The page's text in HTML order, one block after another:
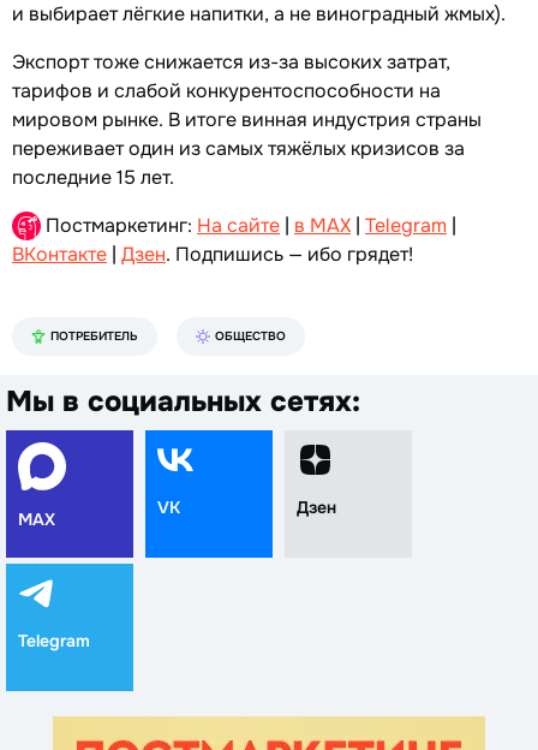
и выбирает лёгкие напитки, а не виноградный жмых).
Экспорт тоже снижается из-за высоких затрат,
тарифов и слабой конкурентоспособности на
мировом рынке. В итоге винная индустрия страны
переживает один из самых тяжёлых кризисов за
последние 15 лет.
Постмаркетинг: На сайте | в MAX | Telegram |
ВКонтакте | Дзен. Подпишись — ибо грядет!
ПОТРЕБИТЕЛЬ ОБЩЕСТВО
Мы в социальных сетях:
MAX
VK Дзен
Telegram